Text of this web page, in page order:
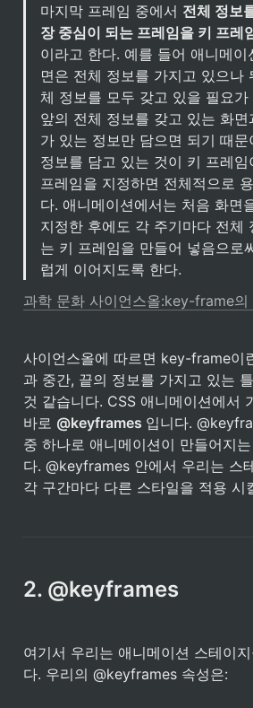
마지막 프레임 중에서 전체 정보
장 중심이 되는 프레임을 키 프레
이라고 한다. 예를 들어 애니메
면은 전체 정보를 가지고 있으나
체 정보를 모두 갖고 있을 필요가
앞의 전체 정보를 갖고 있는 화면
가 있는 정보만 담으면 되기 때문
정보를 담고 있는 것이 키 프레임
프레임을 지정하면 전체적으로
다. 애니메이션에서는 처음 화면
지정한 후에도 각 주기마다 전체
는 키 프레임을 만들어 넣음으로
럽게 이어지도록 한다.
과학 문화 사이언스올:key-frame의
사이언스올에 따르면 key-frame이
과 중간, 끝의 정보를 가지고 있는
것 같습니다. CSS 애니메이션에서
바로 @keyframes 입니다.
중 하나로 애니메이션이 만들어지
다. @keyframes 안에서 우리는 스
각 구간마다 다른 스타일을 적용 시
2. @keyframes
여기서 우리는 애니메이션 스테이
다. 우리의 @keyframes 속성은: